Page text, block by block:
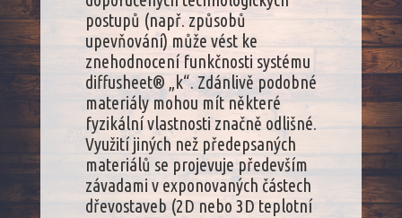
postupů (např. způsobů
upevňování) může vést ke
znehodnocení funkčnosti systému
diffusheet® „k“. Zdánlivě podobné
materiály mohou mít některé
fyzikální vlastnosti značně odlišné.
Využití jiných než předepsaných
materiálů se projevuje především
závadami v exponovaných částech
dřevostaveb (2D nebo 3D teplotní